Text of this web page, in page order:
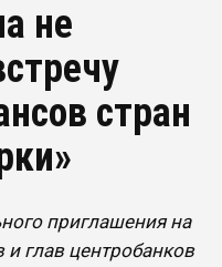
не
стран
приглашения на
глав центробанков